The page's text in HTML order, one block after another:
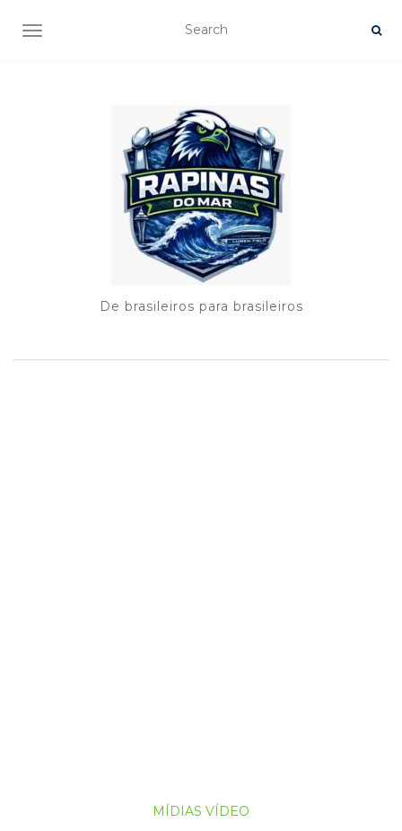
TOGGLE NAVIGATION
De brasileiros para brasileiros
MÍDIAS VÍDEO